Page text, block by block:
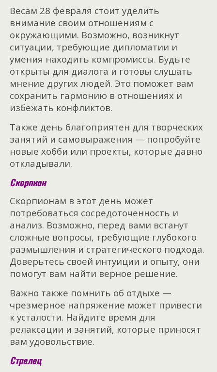
Весам 28 февраля стоит уделить
внимание своим отношениям с
окружающими. Возможно, возникнут
ситуации, требующие дипломатии и
умения находить компромиссы. Будьте
открыты для диалога и готовы слушать
мнение других людей. Это поможет вам
сохранить гармонию в отношениях и
избежать конфликтов.
Также день благоприятен для творческих
занятий и самовыражения — попробуйте
новые хобби или проекты, которые давно
откладывали.
Скорпион
Скорпионам в этот день может
потребоваться сосредоточенность и
анализ. Возможно, перед вами встанут
сложные вопросы, требующие глубокого
размышления и стратегического подхода.
Доверьтесь своей интуиции и опыту, они
помогут вам найти верное решение.
Важно также помнить об отдыхе —
чрезмерное напряжение может привести
к усталости. Найдите время для
релаксации и занятий, которые приносят
вам удовольствие.
Стрелец